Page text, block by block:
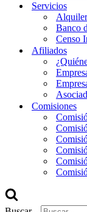
Servicios
Banco
Censo
Afiliados
Comisiones